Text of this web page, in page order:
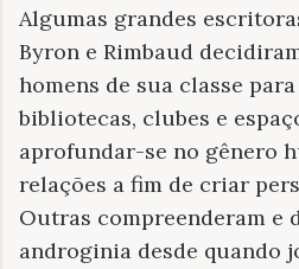
Algumas grandes
Byron e Rimbaud
homens de sua classe
bibliotecas, clubes e
aprofundar-se no gênero
relações a fim de criar
Outras compreenderam e
androginia desde quando